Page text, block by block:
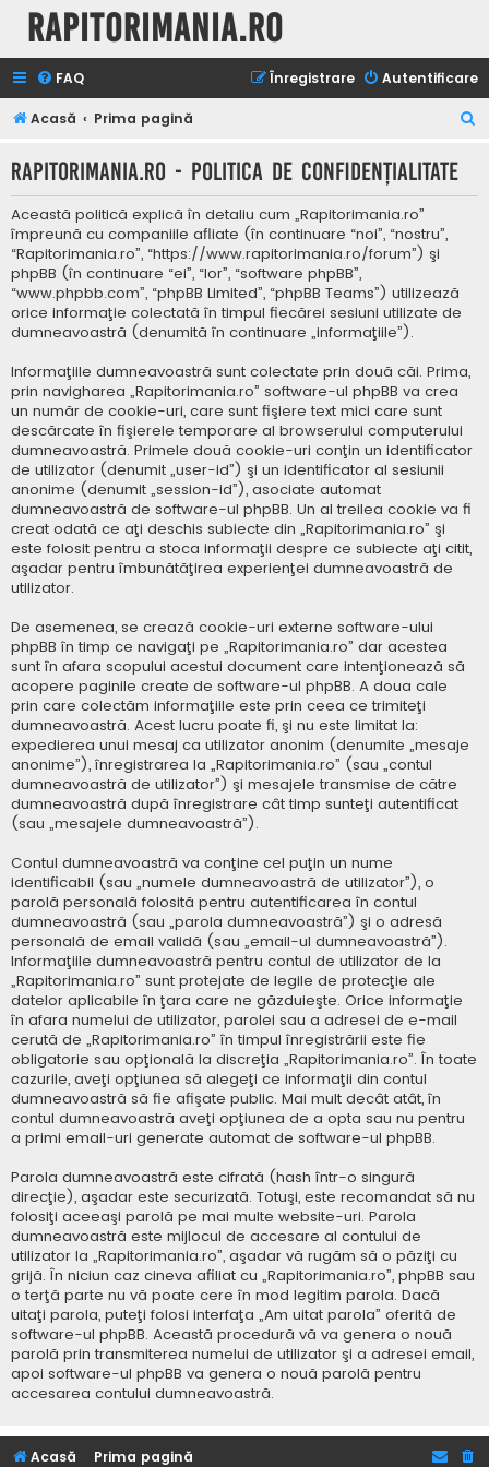
Rapitorimania.ro
FAQ Autentificare
Înregistrare
Acasă Prima pagină
t
Rapitorimania.ro - Politica de confidenţialitate
Această politică explică în detaliu cum „Rapitorimania.ro”
împreună cu companiile afliate (în continuare “noi”, “nostru”,
“Rapitorimania.ro”, “https://www.rapitorimania.ro/forum”) şi
phpBB (în continuare “ei”, “lor”, “software phpBB”,
“www.phpbb.com”, “phpBB Limited”, “phpBB Teams”) utilizează
orice informaţie colectată în timpul fiecărei sesiuni utilizate de
dumneavoastră (denumită în continuare „informaţiile”).
Informaţiile dumneavoastră sunt colectate prin două căi. Prima,
prin navigharea „Rapitorimania.ro” software-ul phpBB va crea
un număr de cookie-uri, care sunt fişiere text mici care sunt
descărcate în fişierele temporare al browserului computerului
dumneavoastră. Primele două cookie-uri conţin un identificator
de utilizator (denumit „user-id”) şi un identificator al sesiunii
anonime (denumit „session-id”), asociate automat
dumneavoastră de software-ul phpBB. Un al treilea cookie va fi
creat odată ce aţi deschis subiecte din „Rapitorimania.ro” şi
este folosit pentru a stoca informaţii despre ce subiecte aţi citit,
aşadar pentru îmbunătăţirea experienţei dumneavoastră de
utilizator.
De asemenea, se crează cookie-uri externe software-ului
phpBB în timp ce navigaţi pe „Rapitorimania.ro” dar acestea
sunt în afara scopului acestui document care intenţionează să
acopere paginile create de software-ul phpBB. A doua cale
prin care colectăm informaţiile este prin ceea ce trimiteţi
dumneavoastră. Acest lucru poate fi, şi nu este limitat la:
expedierea unui mesaj ca utilizator anonim (denumite „mesaje
anonime”), înregistrarea la „Rapitorimania.ro” (sau „contul
dumneavoastră de utilizator”) şi mesajele transmise de către
dumneavoastră după înregistrare cât timp sunteţi autentificat
(sau „mesajele dumneavoastră”).
Contul dumneavoastră va conţine cel puţin un nume
identificabil (sau „numele dumneavoastră de utilizator”), o
parolă personală folosită pentru autentificarea în contul
dumneavoastră (sau „parola dumneavoastră”) şi o adresă
personală de email validă (sau „email-ul dumneavoastră”).
Informaţiile dumneavoastră pentru contul de utilizator de la
„Rapitorimania.ro” sunt protejate de legile de protecţie ale
datelor aplicabile în ţara care ne găzduieşte. Orice informaţie
în afara numelui de utilizator, parolei sau a adresei de e-mail
cerută de „Rapitorimania.ro” în timpul înregistrării este fie
obligatorie sau opţională la discreţia „Rapitorimania.ro”. În toate
cazurile, aveţi opţiunea să alegeţi ce informaţii din contul
dumneavoastră să fie afişate public. Mai mult decât atât, în
contul dumneavoastră aveţi opţiunea de a opta sau nu pentru
a primi email-uri generate automat de software-ul phpBB.
Parola dumneavoastră este cifrată (hash într-o singură
direcţie), aşadar este securizată. Totuşi, este recomandat să nu
folosiţi aceeaşi parolă pe mai multe website-uri. Parola
dumneavoastră este mijlocul de accesare al contului de
utilizator la „Rapitorimania.ro”, aşadar vă rugăm să o păziţi cu
grijă. În niciun caz cineva afiliat cu „Rapitorimania.ro”, phpBB sau
o terţă parte nu vă poate cere în mod legitim parola. Dacă
uitaţi parola, puteţi folosi interfaţa „Am uitat parola” oferită de
software-ul phpBB. Această procedură vă va genera o nouă
parolă prin transmiterea numelui de utilizator şi a adresei email,
apoi software-ul phpBB va genera o nouă parolă pentru
accesarea contului dumneavoastră.
Acasă Prima pagină